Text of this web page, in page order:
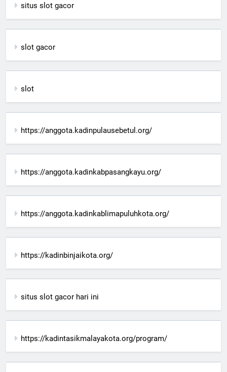
situs slot gacor
slot gacor
slot
https://anggota.kadinpulausebetul.org/
https://anggota.kadinkabpasangkayu.org/
https://anggota.kadinkablimapuluhkota.org/
https://kadinbinjaikota.org/
situs slot gacor hari ini
https://kadintasikmalayakota.org/program/